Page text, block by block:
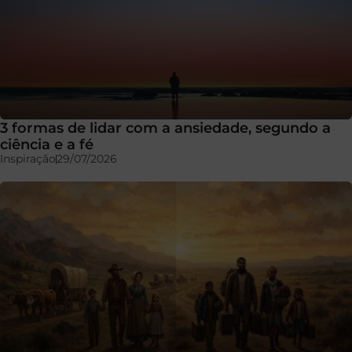
3 formas de lidar com a ansiedade, segundo a
ciência e a fé
Inspiração29/07/2026